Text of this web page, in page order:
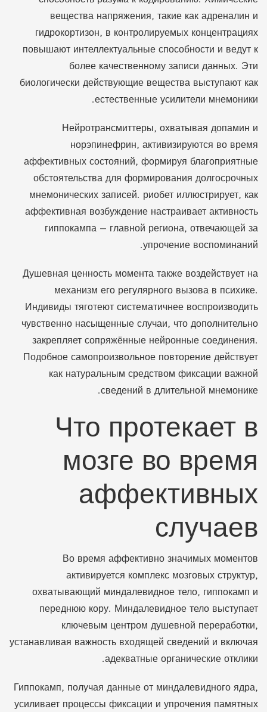
вещества напряжения, такие как адреналин и
гидрокортизон, в контролируемых концентрациях
повышают интеллектуальные способности и ведут к
более качественному записи данных. Эти
биологически действующие вещества выступают как
естественные усилители мнемоники.
Нейротрансмиттеры, охватывая допамин и
норэпинефрин, активизируются во время
аффективных состояний, формируя благоприятные
обстоятельства для формирования долгосрочных
мнемонических записей. риобет иллюстрирует, как
аффективная возбуждение настраивает активность
гиппокампа — главной региона, отвечающей за
упрочение воспоминаний.
Душевная ценность момента также воздействует на
механизм его регулярного вызова в психике.
Индивиды тяготеют систематичнее воспроизводить
чувственно насыщенные случаи, что дополнительно
закрепляет сопряжённые нейронные соединения.
Подобное самопроизвольное повторение действует
как натуральным средством фиксации важной
сведений в длительной мнемонике.
Что протекает в
мозге во время
аффективных
случаев
Во время аффективно значимых моментов
активируется комплекс мозговых структур,
охватывающий миндалевидное тело, гиппокамп и
переднюю кору. Миндалевидное тело выступает
ключевым центром душевной переработки,
устанавливая важность входящей сведений и включая
адекватные органические отклики.
Гиппокамп, получая данные от миндалевидного ядра,
усиливает процессы фиксации и упрочения памятных